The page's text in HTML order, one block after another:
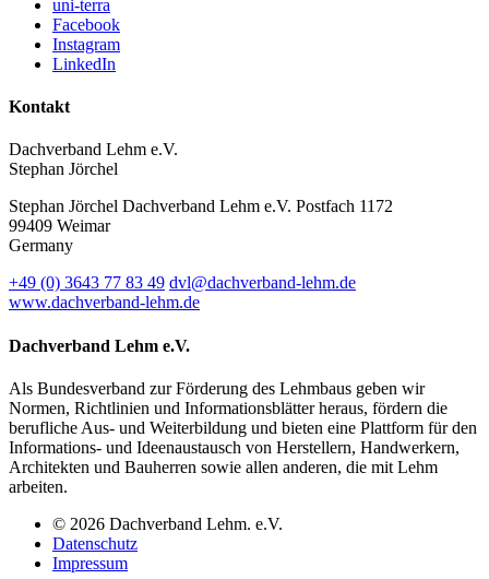
uni-terra
Facebook
Instagram
LinkedIn
Kontakt
Dachverband Lehm e.V.
Stephan Jörchel
Stephan Jörchel Dachverband Lehm e.V. Postfach 1172
99409 Weimar
Germany
+49 (0) 3643 77 83 49 dvl@dachverband-lehm.de
www.dachverband-lehm.de
Dachverband Lehm e.V.
Als Bundesverband zur Förderung des Lehmbaus geben wir
Normen, Richtlinien und Informationsblätter heraus, fördern die
berufliche Aus- und Weiterbildung und bieten eine Plattform für den
Informations- und Ideenaustausch von Herstellern, Handwerkern,
Architekten und Bauherren sowie allen anderen, die mit Lehm
arbeiten.
© 2026 Dachverband Lehm. e.V.
Datenschutz
Impressum